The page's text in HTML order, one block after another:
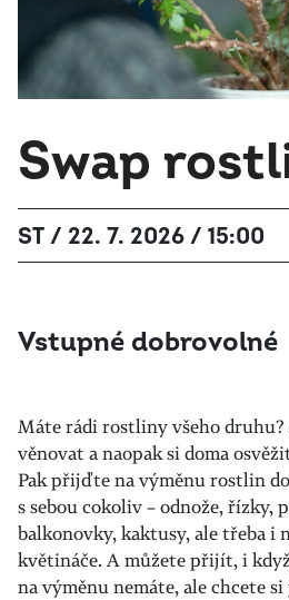
Swap
ST / 22. 7. 2026 / 15:00
Vstupné dobrovolné
Máte rádi rostliny všeho
věnovat a naopak si doma
Pak přijďte na výměnu rostlin
s sebou cokoliv – odnože, řízky,
balkonovky, kaktusy, ale třeba i
květináče. A můžete přijít, i
na výměnu nemáte, ale chcete